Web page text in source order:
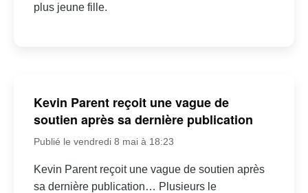
plus jeune fille.
Kevin Parent reçoit une vague de
soutien après sa dernière publication
Publié le vendredi 8 mai à 18:23
Kevin Parent reçoit une vague de soutien après
sa dernière publication… Plusieurs le